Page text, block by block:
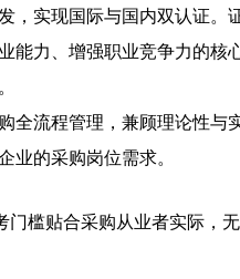
，实现国际与国内双认证
能力、增强职业竞争力的核
全流程管理，兼顾理论性与
业的采购岗位需求。
门槛贴合采购从业者实际，